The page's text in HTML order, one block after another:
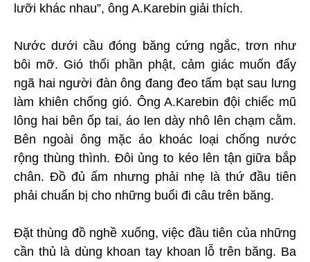
lưỡi khác nhau”, ông A.Karebin giải thích.
Nước dưới cầu đóng băng cứng ngắc, trơn như
bôi mỡ. Gió thổi phần phật, cảm giác muốn đẩy
ngã hai người đàn ông đang đeo tấm bạt sau lưng
làm khiên chống gió. Ông A.Karebin đội chiếc mũ
lông hai bên ốp tai, áo len dày nhô lên chạm cằm.
Bên ngoài ông mặc áo khoác loại chống nước
rộng thùng thình. Đôi ủng to kéo lên tận giữa bắp
chân. Đồ đủ ấm nhưng phải nhẹ là thứ đầu tiên
phải chuẩn bị cho những buổi đi câu trên băng.
Đặt thùng đồ nghề xuống, việc đầu tiên của những
cần thủ là dùng khoan tay khoan lỗ trên băng. Ba